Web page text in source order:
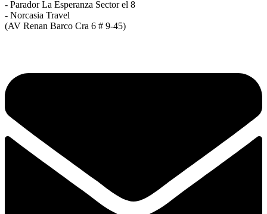
- Parador La Esperanza Sector el 8
- Norcasia Travel
(AV Renan Barco Cra 6 # 9-45)